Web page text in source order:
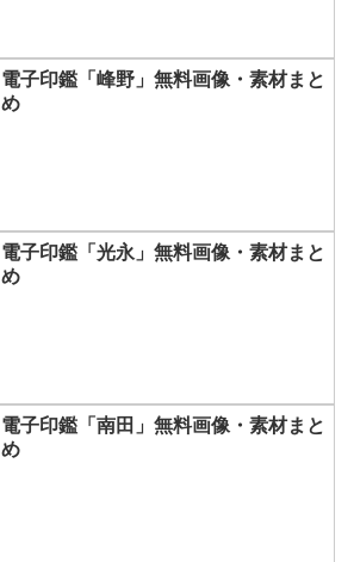
電子印鑑「峰野」無料画像・素材まと
め
電子印鑑「光永」無料画像・素材まと
め
電子印鑑「南田」無料画像・素材まと
め